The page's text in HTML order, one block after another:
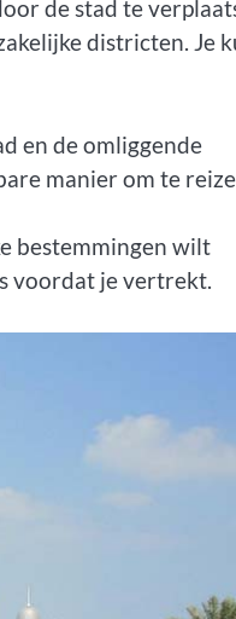
de stad te
districten. Je
en de omliggende
manier om te
bestemmingen wilt
voordat je vertrekt.